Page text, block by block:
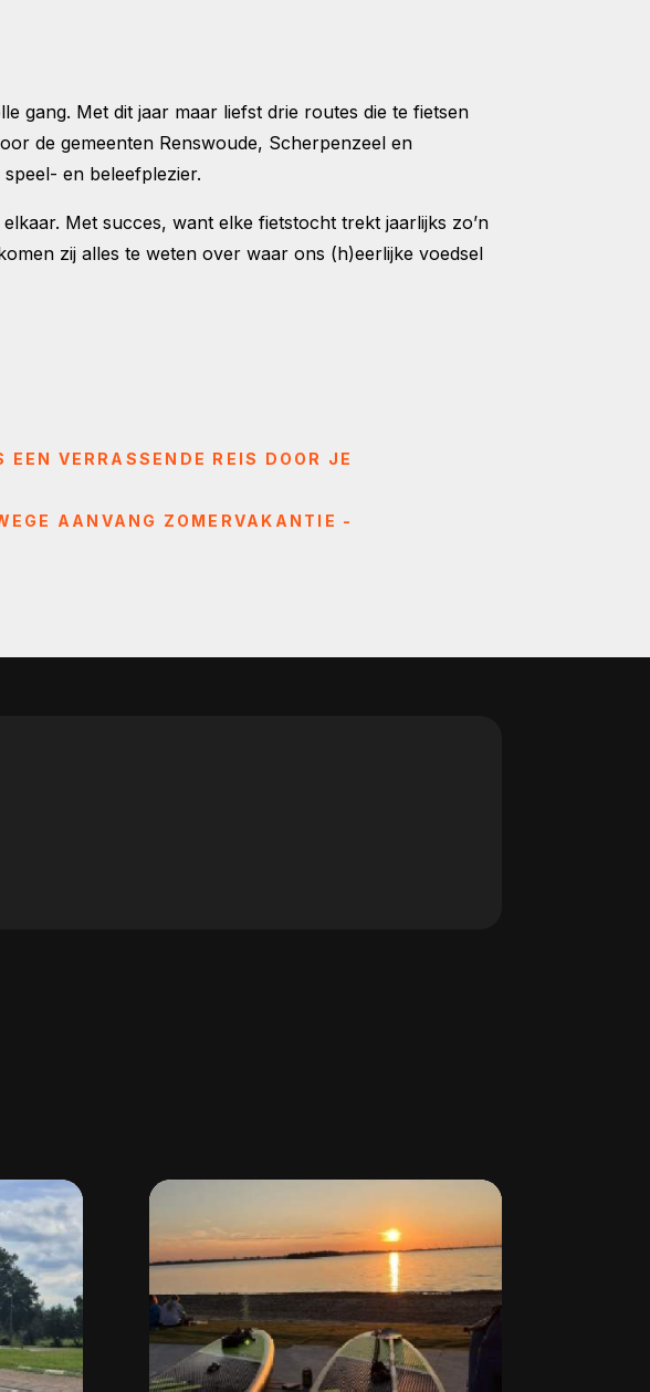
gang. Met dit jaar maar liefst drie routes die te fietsen
de gemeenten Renswoude, Scherpenzeel en
en beleefplezier.
Met succes, want elke fietstocht trekt jaarlijks zo’n
zij alles te weten over waar ons (h)eerlijke voedsel
VERRASSENDE REIS DOOR JE
AANVANG ZOMERVAKANTIE -